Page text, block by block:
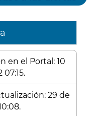
en el Portal: 10
29 de